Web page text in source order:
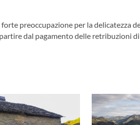
preoccupazione per la delicatezza
dal pagamento delle retribuzioni